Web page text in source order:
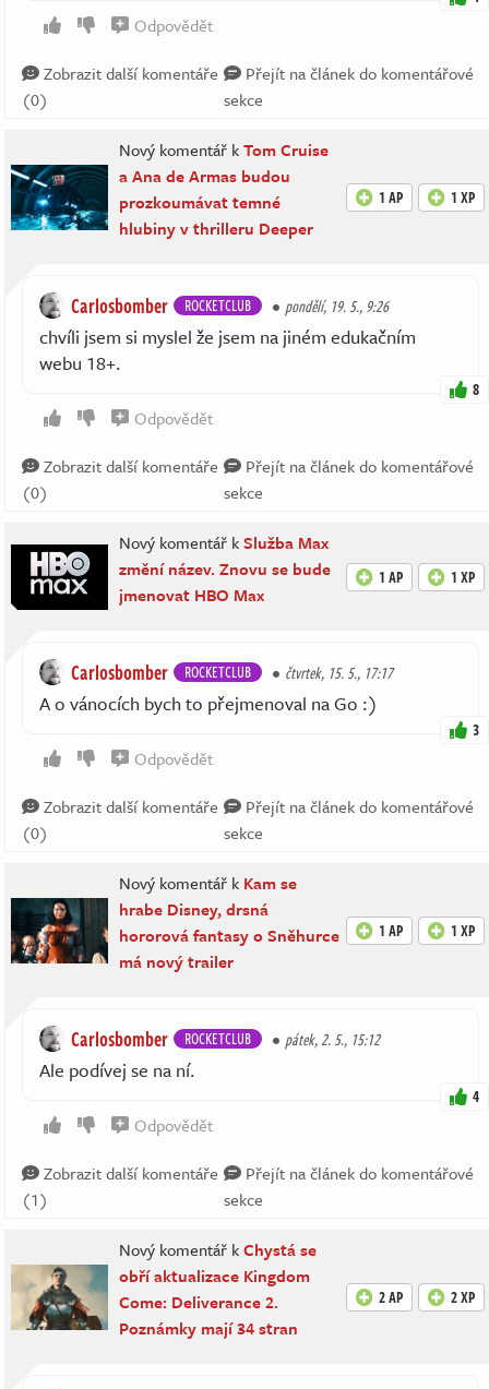
Odpovědět
Zobrazit další komentáře
(0)
Přejít na článek do komentářové
sekce
Nový komentář kTom Cruise
a Ana de Armas budou
prozkoumávat temné
hlubiny v thrilleru Deeper
1 AP 1 XP
Carlosbomber ROCKETCLUB pondělí, 19. 5., 9:26
chvíli jsem si myslel že jsem na jiném edukačním
webu 18+.
8
Odpovědět
Zobrazit další komentáře
(0)
Přejít na článek do komentářové
sekce
Nový komentář kSlužba Max
změní název. Znovu se bude
jmenovat HBO Max
1 AP 1 XP
Carlosbomber ROCKETCLUB čtvrtek, 15. 5., 17:17
A o vánocích bych to přejmenoval na Go :)
3
Odpovědět
Zobrazit další komentáře
(0)
Přejít na článek do komentářové
sekce
Nový komentář k Kam se
hrabe Disney, drsná
hororová fantasy o Sněhurce
má nový trailer
1 AP 1 XP
Carlosbomber ROCKETCLUB pátek, 2. 5., 15:12
Ale podívej se na ní.
4
Odpovědět
Zobrazit další komentáře
(1)
Přejít na článek do komentářové
sekce
Nový komentář kChystá se
obří aktualizace Kingdom
Come: Deliverance 2.
Poznámky mají 34 stran
2 AP 2 XP